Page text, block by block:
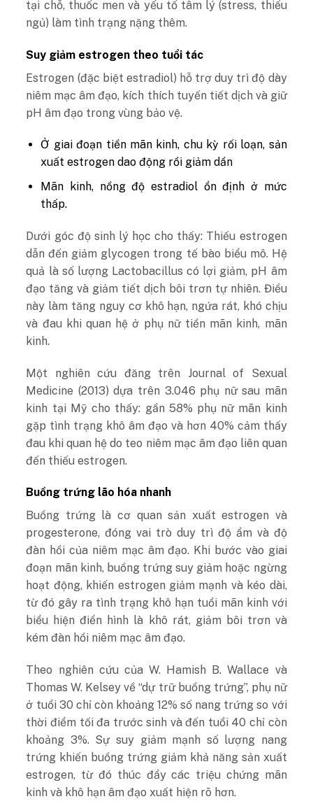
tại chỗ, thuốc men và yếu tố tâm lý (stress, thiếu
ngủ) làm tình trạng nặng thêm.
Suy giảm estrogen theo tuổi tác
Estrogen (đặc biệt estradiol) hỗ trợ duy trì độ dày
niêm mạc âm đạo, kích thích tuyến tiết dịch và giữ
pH âm đạo trong vùng bảo vệ.
Ở giai đoạn tiền mãn kinh, chu kỳ rối loạn, sản
xuất estrogen dao động rồi giảm dần
Mãn kinh, nồng độ estradiol ổn định ở mức
thấp.
Dưới góc độ sinh lý học cho thấy: Thiếu estrogen
dẫn đến giảm glycogen trong tế bào biểu mô. Hệ
quả là số lượng Lactobacillus có lợi giảm, pH âm
đạo tăng và giảm tiết dịch bôi trơn tự nhiên. Điều
này làm tăng nguy cơ khô hạn, ngứa rát, khó chịu
và đau khi quan hệ ở phụ nữ tiền mãn kinh, mãn
kinh.
Một nghiên cứu đăng trên Journal of Sexual
Medicine (2013) dựa trên 3.046 phụ nữ sau mãn
kinh tại Mỹ cho thấy: gần 58% phụ nữ mãn kinh
gặp tình trạng khô âm đạo và hơn 40% cảm thấy
đau khi quan hệ do teo niêm mạc âm đạo liên quan
đến thiếu estrogen.
Buồng trứng lão hóa nhanh
Buồng trứng là cơ quan sản xuất estrogen và
progesterone, đóng vai trò duy trì độ ẩm và độ
đàn hồi của niêm mạc âm đạo. Khi bước vào giai
đoạn mãn kinh, buồng trứng suy giảm hoặc ngừng
hoạt động, khiến estrogen giảm mạnh và kéo dài,
từ đó gây ra tình trạng khô hạn tuổi mãn kinh với
biểu hiện điển hình là khô rát, giảm bôi trơn và
kém đàn hồi niêm mạc âm đạo.
Theo nghiên cứu của W. Hamish B. Wallace và
Thomas W. Kelsey về “dự trữ buồng trứng”, phụ nữ
ở tuổi 30 chỉ còn khoảng 12% số nang trứng so với
thời điểm tối đa trước sinh và đến tuổi 40 chỉ còn
khoảng 3%. Sự suy giảm mạnh số lượng nang
trứng khiến buồng trứng giảm khả năng sản xuất
estrogen, từ đó thúc đẩy các triệu chứng mãn
kinh và khô hạn âm đạo xuất hiện rõ hơn.